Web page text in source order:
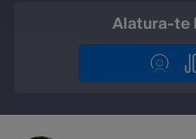
Alatura-te